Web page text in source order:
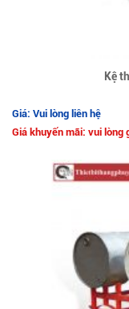
Kệ
Giá: Vui lòng liên hệ
Giá khuyến mãi: vui lòng